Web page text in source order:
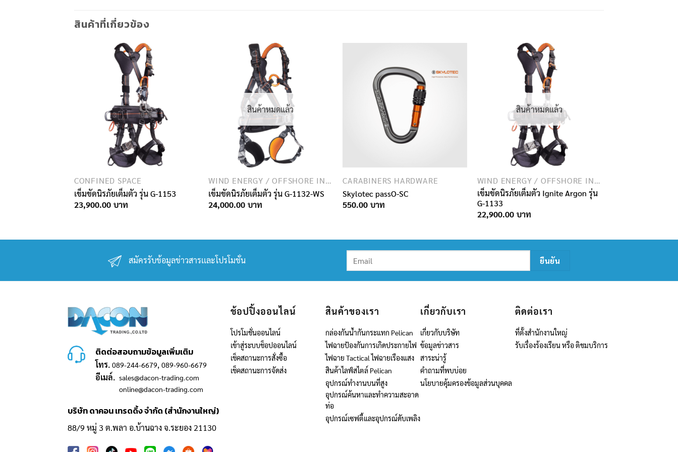
สินค้าที่เกี่ยวข้อง
CONFINED SPACE
เข็มขัดนิรภัยเต็มตัว รุ่น G-1153
23,900.00
สินค้าหมดแล้ว
WIND ENERGY / OFFSHORE INDUSTRY
เข็มขัดนิรภัยเต็มตัว รุ่น G-1132-WS
24,000.00
CARABINERS HARDWARE
Skylotec passO-SC
550.00
สินค้าหมดแล้ว
WIND ENERGY / OFFSHORE INDUSTRY
เข็มขัดนิรภัยเต็มตัว Ignite Argon รุ่น
G-1133
22,900.00
สมัครรับข้อมูลข่าวสารเเละโปรโมชั่น
ติดต่อสอบถามข้อมูลเพิ่มเติม
โทร. 089-244-6679,089-960-6679
อีเมล์. sales@dacon-trading.com
online@dacon-trading.com
บริษัท ดาคอน เทรดดิ้ง จำกัด (สำนักงานใหญ่)
88/9 หมู่ 3 ต.พลา อ.บ้านฉาง จ.ระยอง 21130
ช้อปปิ้งออนไลน์
โปรโมชั่นออนไลน์
เข้าสู่ระบบช็อปออนไลน์
เช็คสถานะการสั่งซื้อ
เช็คสถานะการจัดส่ง
สินค้าของเรา
กล่องกันน้ำกันกระแทก Pelican
ไฟฉายป้องกันการเกิดประกายไฟ
ไฟฉาย Tactical ไฟฉายเรืองแสง
สินค้าไลฟ์สไตล์ Pelican
อุปกรณ์ทำงานบนที่สูง
อุปกรณ์ค้นหาและทำความสะอาด
ท่อ
อุปกรณ์เซฟตี้และอุปกรณ์ดับเพลิง
เกี่ยวกับเรา
เกี่ยวกับบริษัท
ข้อมูลข่าวสาร
สาระน่ารู้
คำถามที่พบบ่อย
นโยบายคุ้มครองข้อมูลส่วนบุคคล
ติดต่อเรา
ที่ตั้งสำนักงานใหญ่
รับเรื่องร้องเรียน หรือ ติชมบริการ